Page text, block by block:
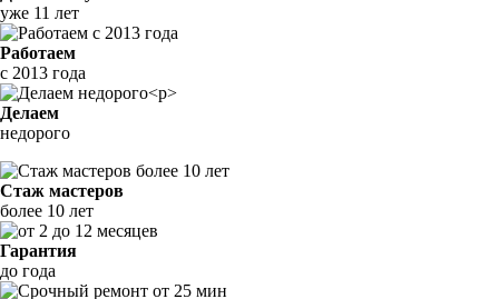
уже 11 лет
Работаем
с 2013 года
Делаем
недорого
Стаж мастеров
более 10 лет
Гарантия
до года